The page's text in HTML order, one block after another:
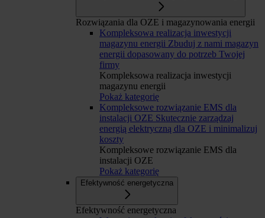
Rozwiązania dla OZE i magazynowania energii
Kompleksowa realizacja inwestycji
magazynu energii Zbuduj z nami magazyn
energii dopasowany do potrzeb Twojej
firmy
Kompleksowa realizacja inwestycji
magazynu energii
Pokaż kategorię
Kompleksowe rozwiązanie EMS dla
instalacji OZE Skutecznie zarządzaj
energią elektryczną dla OZE i minimalizuj
koszty
Kompleksowe rozwiązanie EMS dla
instalacji OZE
Pokaż kategorię
Efektywność energetyczna
Efektywność energetyczna